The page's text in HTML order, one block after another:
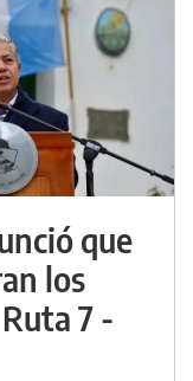
que
los
7 -